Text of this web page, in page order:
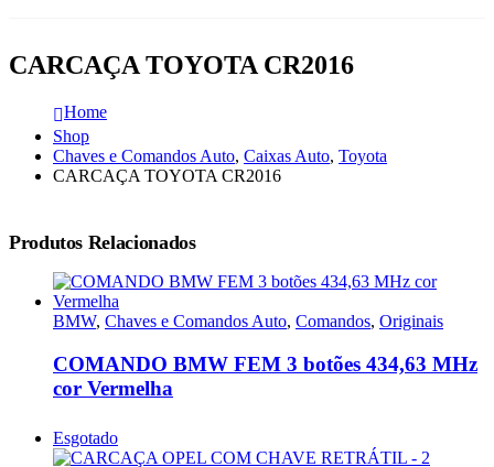
CARCAÇA TOYOTA CR2016
Home
Shop
Chaves e Comandos Auto, Caixas Auto, Toyota
CARCAÇA TOYOTA CR2016
Produtos Relacionados
BMW, Chaves e Comandos Auto, Comandos, Originais
COMANDO BMW FEM 3 botões 434,63 MHz
cor Vermelha
Esgotado